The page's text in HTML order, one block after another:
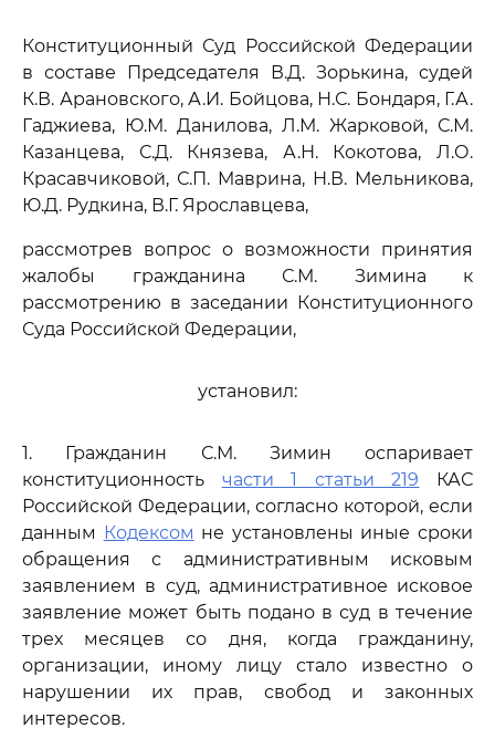
Конституционный Суд Российской Федерации
в составе Председателя В.Д. Зорькина, судей
К.В. Арановского, А.И. Бойцова, Н.С. Бондаря, Г.А.
Гаджиева, Ю.М. Данилова, Л.М. Жарковой, С.М.
Казанцева, С.Д. Князева, А.Н. Кокотова, Л.О.
Красавчиковой, С.П. Маврина, Н.В. Мельникова,
Ю.Д. Рудкина, В.Г. Ярославцева,
рассмотрев вопрос о возможности принятия
жалобы гражданина С.М. Зимина к
рассмотрению в заседании Конституционного
Суда Российской Федерации,
установил:
1. Гражданин С.М. Зимин оспаривает
конституционность части 1 статьи 219 КАС
Российской Федерации, согласно которой, если
данным Кодексом не установлены иные сроки
обращения с административным исковым
заявлением в суд, административное исковое
заявление может быть подано в суд в течение
трех месяцев со дня, когда гражданину,
организации, иному лицу стало известно о
нарушении их прав, свобод и законных
интересов.